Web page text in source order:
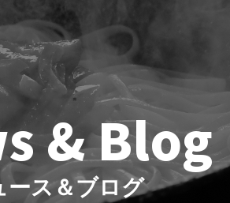
& Blog
ース＆ブログ